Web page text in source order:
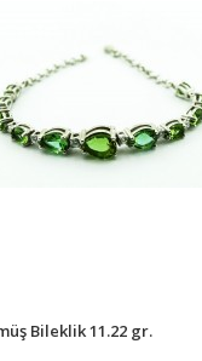
Bileklik 11.22 gr.